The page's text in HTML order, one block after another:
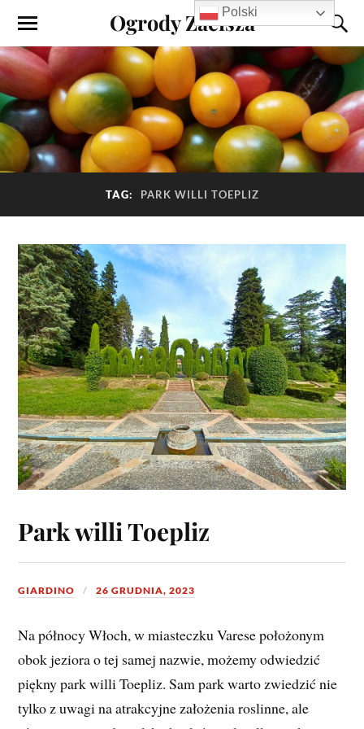
Ogrody Zacisza
TAG: PARK WILLI TOEPLIZ
Park willi Toepliz
GIARDINO 26 GRUDNIA, 2023
Na północy Włoch, w miasteczku Varese położonym
obok jeziora o tej samej nazwie, możemy odwiedzić
piękny park willi Toepliz. Sam park warto zwiedzić nie
tylko z uwagi na atrakcyjne założenia roslinne, ale
Polski